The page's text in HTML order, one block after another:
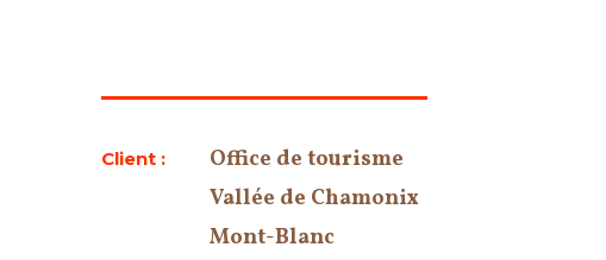
Client :
Office de tourisme
Vallée de Chamonix
Mont-Blanc